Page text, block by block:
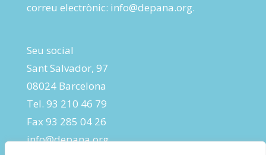
correu electrònic: info@depana.org.
Seu social
Sant Salvador, 97
08024 Barcelona
Tel. 93 210 46 79
Fax 93 285 04 26
info@depana.org